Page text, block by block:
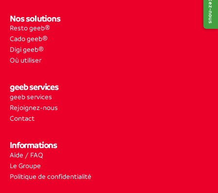
Nos solutions
Resto geeb®
Cado geeb®
Digi geeb®
Où utiliser
geeb services
geeb services
Rejoignez-nous
Contact
Informations
Aide / FAQ
Le Groupe
Politique de confidentialité